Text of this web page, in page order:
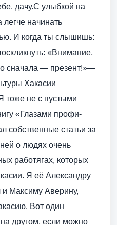
дачу.С улыбкой на
легче начинать
И когда ты слышишь:
«Внимание,
сначала — презент!»—
Хакасии
тоже не с пустыми
«Глазами профи-
собственные статьи за
о людях очень
работягах, которых
Я её Александру
и Максиму Аверину,
Вот один
другом, если можно